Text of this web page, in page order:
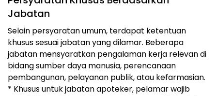
Jabatan
Selain persyaratan umum, terdapat ketentuan
khusus sesuai jabatan yang dilamar. Beberapa
jabatan mensyaratkan pengalaman kerja relevan di
bidang sumber daya manusia, perencanaan
pembangunan, pelayanan publik, atau kefarmasian.
* Khusus untuk jabatan apoteker, pelamar wajib